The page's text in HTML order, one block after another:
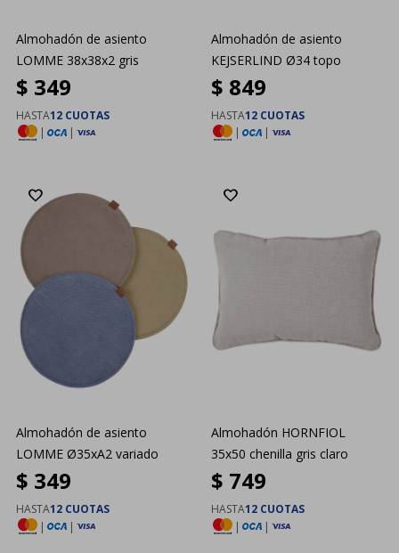
Almohadón de asiento
LOMME 38x38x2 gris
$ 349
HASTA12 CUOTAS
|
|
Almohadón de asiento
KEJSERLIND Ø34 topo
$ 849
HASTA12 CUOTAS
|
|
Almohadón de asiento
LOMME Ø35xA2 variado
$ 349
HASTA12 CUOTAS
|
|
Almohadón HORNFIOL
35x50 chenilla gris claro
$ 749
HASTA12 CUOTAS
|
|